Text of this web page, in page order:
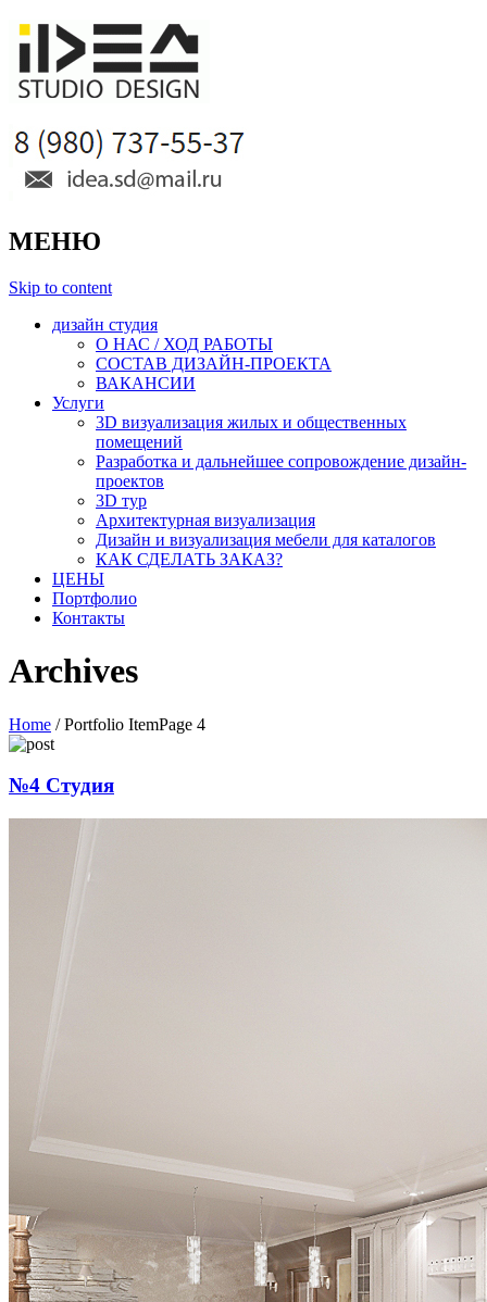
МЕНЮ
Skip to content
дизайн студия
О НАС / ХОД РАБОТЫ
СОСТАВ ДИЗАЙН-ПРОЕКТА
ВАКАНСИИ
Услуги
3D визуализация жилых и общественных
помещений
Разработка и дальнейшее сопровождение дизайн-
проектов
3D тур
Архитектурная визуализация
Дизайн и визуализация мебели для каталогов
КАК СДЕЛАТЬ ЗАКАЗ?
ЦЕНЫ
Портфолио
Контакты
Archives
Home /Portfolio ItemPage 4
№4 Студия